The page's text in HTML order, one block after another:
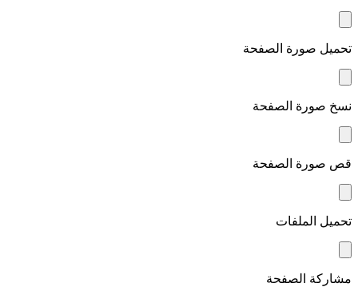
تحميل صورة الصفحة
نسخ صورة الصفحة
قص صورة الصفحة
تحميل الملفات
مشاركة الصفحة